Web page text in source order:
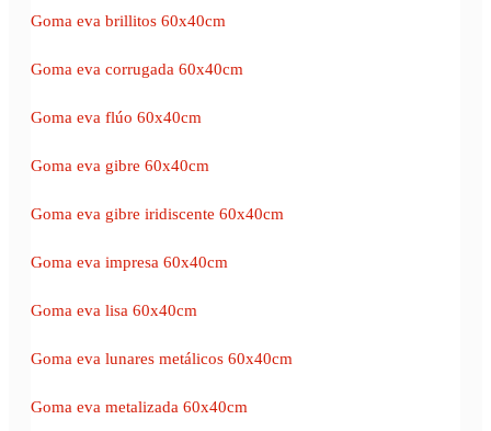
Goma eva brillitos 60x40cm
Goma eva corrugada 60x40cm
Goma eva flúo 60x40cm
Goma eva gibre 60x40cm
Goma eva gibre iridiscente 60x40cm
Goma eva impresa 60x40cm
Goma eva lisa 60x40cm
Goma eva lunares metálicos 60x40cm
Goma eva metalizada 60x40cm